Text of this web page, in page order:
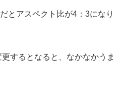
とアスペクト比が4：3になり
するとなると、なかなかうま